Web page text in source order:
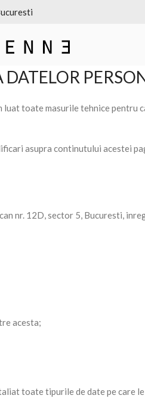
personal
toate masurile tehnice pentru
asupra continutului acestei
nr. 12D, sector 5, Bucuresti,
acesta;
toate tipurile de date pe care